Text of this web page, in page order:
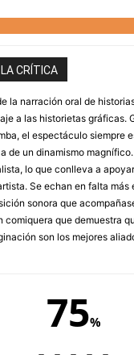
CRÍTICA
la narración oral de
a las historietas gráficas.
el espectáculo siempre
de un dinamismo
lo que conlleva a
Se echan en falta más
sonora que
comiquera que demuestra
son los mejores
75%